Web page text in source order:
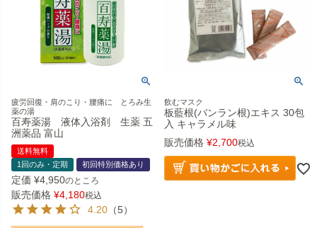
疲労回復・肩のこり・腰痛に とろみ生
薬の湯
百寿薬湯 液体入浴剤 生薬 五
洲薬品 富山
送料無料
1回のみ・定期
初回特別価格あり
定価 ¥4,950のところ
販売価格 ¥4,180税込
4.20 （5）
飲むマスク
板藍根(バンラン根)エキス 30包
入 キャラメル味
販売価格 ¥2,700税込